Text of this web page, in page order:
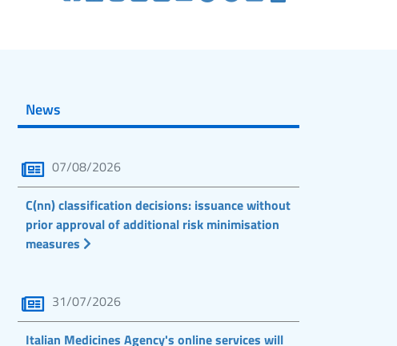
News
07/08/2026
C(nn) classification decisions: issuance without
prior approval of additional risk minimisation
measures
31/07/2026
Italian Medicines Agency's online services will